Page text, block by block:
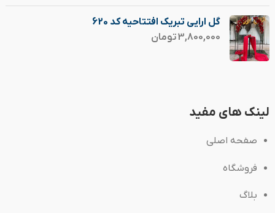
گل ارایی تبریک افتتاحیه کد 620
3,800,000تومان
لینک های مفید
صفحه اصلی
فروشگاه
بلاگ